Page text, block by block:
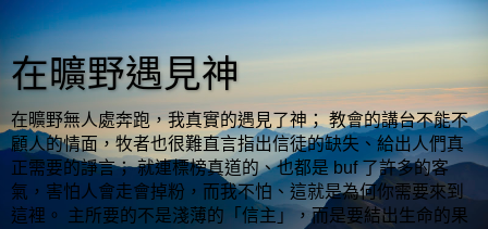
在曠野遇見神
在曠野無人處奔跑，我真實的遇見了神； 教會的講台不能不
顧人的情面，牧者也很難直言指出信徒的缺失、給出人們真
正需要的諍言； 就連標榜真道的、也都是 buf 了許多的客
氣，害怕人會走會掉粉，而我不怕、這就是為何你需要來到
這裡。 主所要的不是淺薄的「信主」，而是要結出生命的果